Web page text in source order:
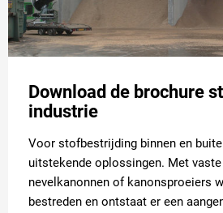
Download de brochure
industrie
Voor stofbestrijding binnen en
uitstekende oplossingen. Met
nevelkanonnen of kanonsproeiers
bestreden en ontstaat er een